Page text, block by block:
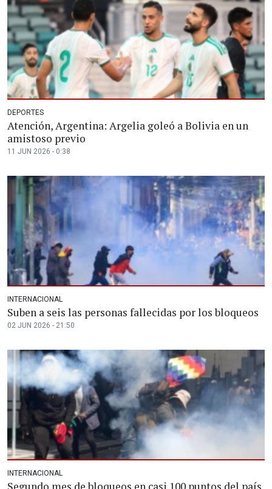
DEPORTES
Atención, Argentina: Argelia goleó a Bolivia en un
amistoso previo
11 JUN 2026 - 0:38
INTERNACIONAL
Suben a seis las personas fallecidas por los bloqueos
02 JUN 2026 - 21:50
INTERNACIONAL